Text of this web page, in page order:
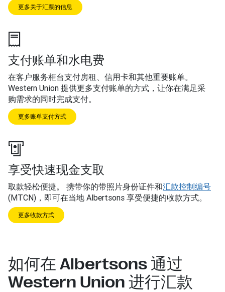
更多关于汇票的信息
支付账单和水电费
在客户服务柜台支付房租、信用卡和其他重要账单。
Western Union 提供更多支付账单的方式，让你在满足采
购需求的同时完成支付。
更多账单支付方式
享受快速现金支取
取款轻松便捷。 携带你的带照片身份证件和汇款控制编号
(MTCN)，即可在当地 Albertsons 享受便捷的收款方式。
更多收款方式
如何在 Albertsons 通过
Western Union 进行汇款